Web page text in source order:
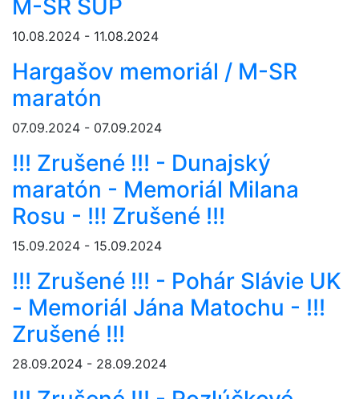
M-SR SUP
10.08.2024 - 11.08.2024
Hargašov memoriál / M-SR
maratón
07.09.2024 - 07.09.2024
!!! Zrušené !!! - Dunajský
maratón - Memoriál Milana
Rosu - !!! Zrušené !!!
15.09.2024 - 15.09.2024
!!! Zrušené !!! - Pohár Slávie UK
- Memoriál Jána Matochu - !!!
Zrušené !!!
28.09.2024 - 28.09.2024